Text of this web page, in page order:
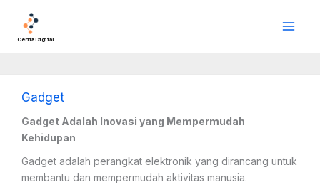
kontenCerita Digital
Gadget
Gadget Adalah Inovasi yang Mempermudah
Kehidupan
Gadget adalah perangkat elektronik yang dirancang untuk
membantu dan mempermudah aktivitas manusia.